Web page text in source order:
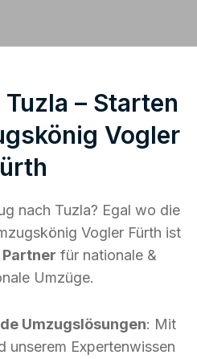
– Starten
Vogler
nach Tuzla? Egal wo die
Vogler Fürth ist
für nationale &
Umzüge.
Umzugslösungen: Mit
unserem Expertenwissen